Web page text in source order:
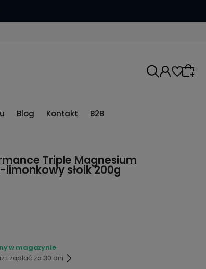
aerodynamicznych
Blog Kontakt B2B
Triple Magnesium
słoik 200g
w magazynie
i zapłać za 30 dni